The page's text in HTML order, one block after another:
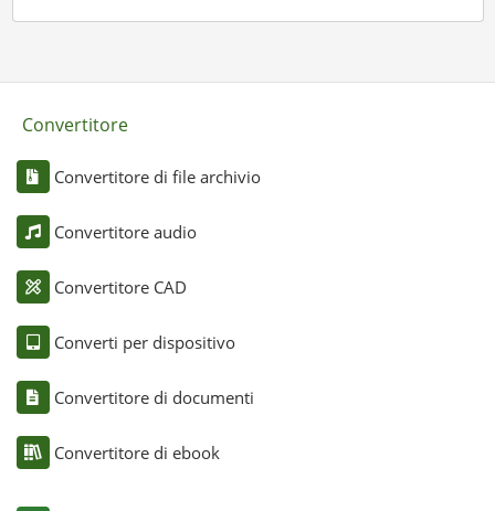
Convertitore
Convertitore di file archivio
Convertitore audio
Convertitore CAD
Converti per dispositivo
Convertitore di documenti
Convertitore di ebook